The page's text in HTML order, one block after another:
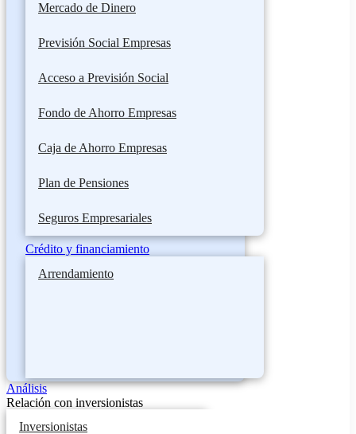
Mercado de Dinero
Previsión Social Empresas
Acceso a Previsión Social
Fondo de Ahorro Empresas
Caja de Ahorro Empresas
Plan de Pensiones
Seguros Empresariales
Crédito y financiamiento
Arrendamiento
Análisis
Relación con inversionistas
Inversionistas